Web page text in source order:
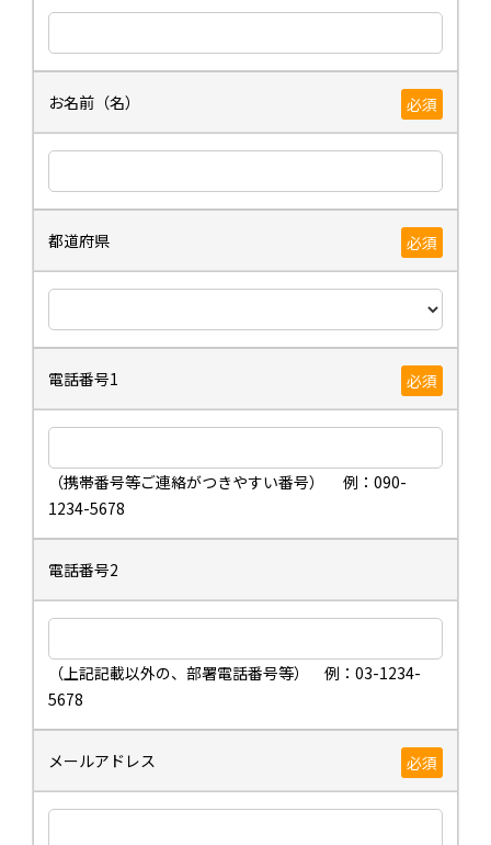
お名前（名） 必須
都道府県 必須
電話番号1 必須
（携帯番号等ご連絡がつきやすい番号） 例：090-
1234-5678
電話番号2
（上記記載以外の、部署電話番号等） 例：03-1234-
5678
メールアドレス 必須